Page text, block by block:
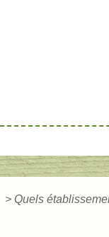
> Quels